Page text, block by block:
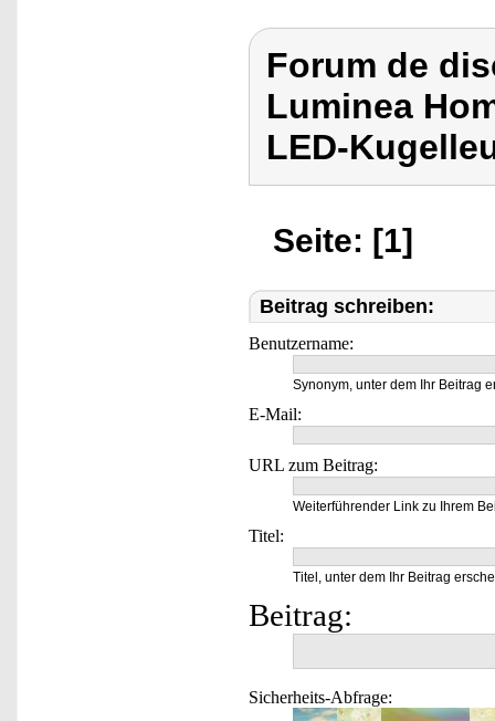
Forum de
Luminea
LED-
Seite: [1]
Beitrag schreiben:
Benutzername:
Synonym, unter dem Ihr Beitrag
E-Mail:
URL zum Beitrag:
Weiterführender Link zu Ihrem
Titel:
Titel, unter dem Ihr Beitrag
Beitrag:
Sicherheits-Abfrage: